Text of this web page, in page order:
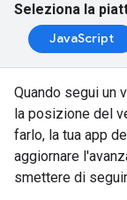
Seleziona la
JavaScript
Quando segui un
la posizione del
farlo, la tua app
aggiornare
smettere di